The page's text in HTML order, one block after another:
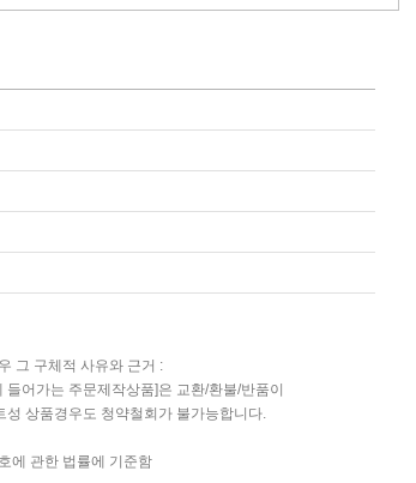
그 구체적 사유와 근거 :
어가는 주문제작상품]은 교환/환불/반품이
상품경우도 청약철회가 불가능합니다.
에 관한 법률에 기준함